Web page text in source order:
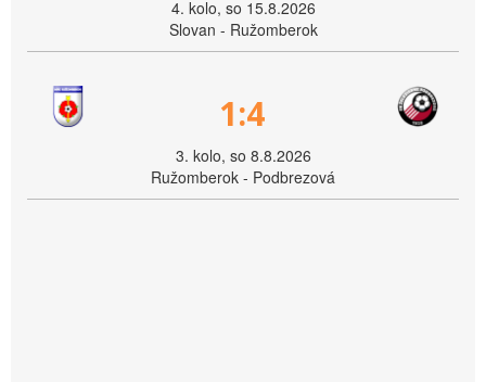
4. kolo, so 15.8.2026
Slovan - Ružomberok
1:4
3. kolo, so 8.8.2026
Ružomberok - Podbrezová